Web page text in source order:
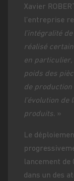
Xavier
l’entreprise
l’intégralité
réalisé
en particulier,
poids des
de
l’évolution de
produits. »
Le
lancement de
dans un des